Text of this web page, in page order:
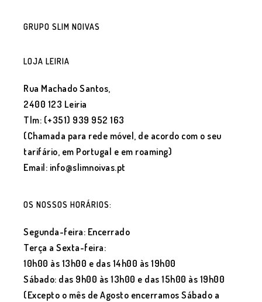
GRUPO SLIM NOIVAS
LOJA LEIRIA
Rua Machado Santos,
2400 123 Leiria
Tlm: (+351) 939 952 163
(Chamada para rede móvel, de acordo com o seu
tarifário, em Portugal e em roaming)
Email: info@slimnoivas.pt
OS NOSSOS HORÁRIOS:
Segunda-feira: Encerrado
Terça a Sexta-feira:
10h00 às 13h00 e das 14h00 às 19h00
Sábado: das 9h00 às 13h00 e das 15h00 às 19h00
(Excepto o mês de Agosto encerramos Sábado a